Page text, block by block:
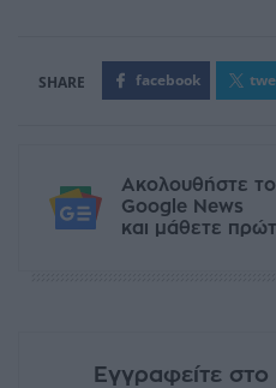
facebook
Ακολουθήστε
Google News
και μάθετε
Εγγραφείτε